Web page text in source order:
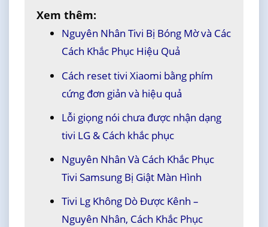
Xem thêm:
Nguyên Nhân Tivi Bị Bóng Mờ và Các
Cách Khắc Phục Hiệu Quả
Cách reset tivi Xiaomi bằng phím
cứng đơn giản và hiệu quả
Lỗi giọng nói chưa được nhận dạng
tivi LG & Cách khắc phục
Nguyên Nhân Và Cách Khắc Phục
Tivi Samsung Bị Giật Màn Hình
Tivi Lg Không Dò Được Kênh –
Nguyên Nhân, Cách Khắc Phục